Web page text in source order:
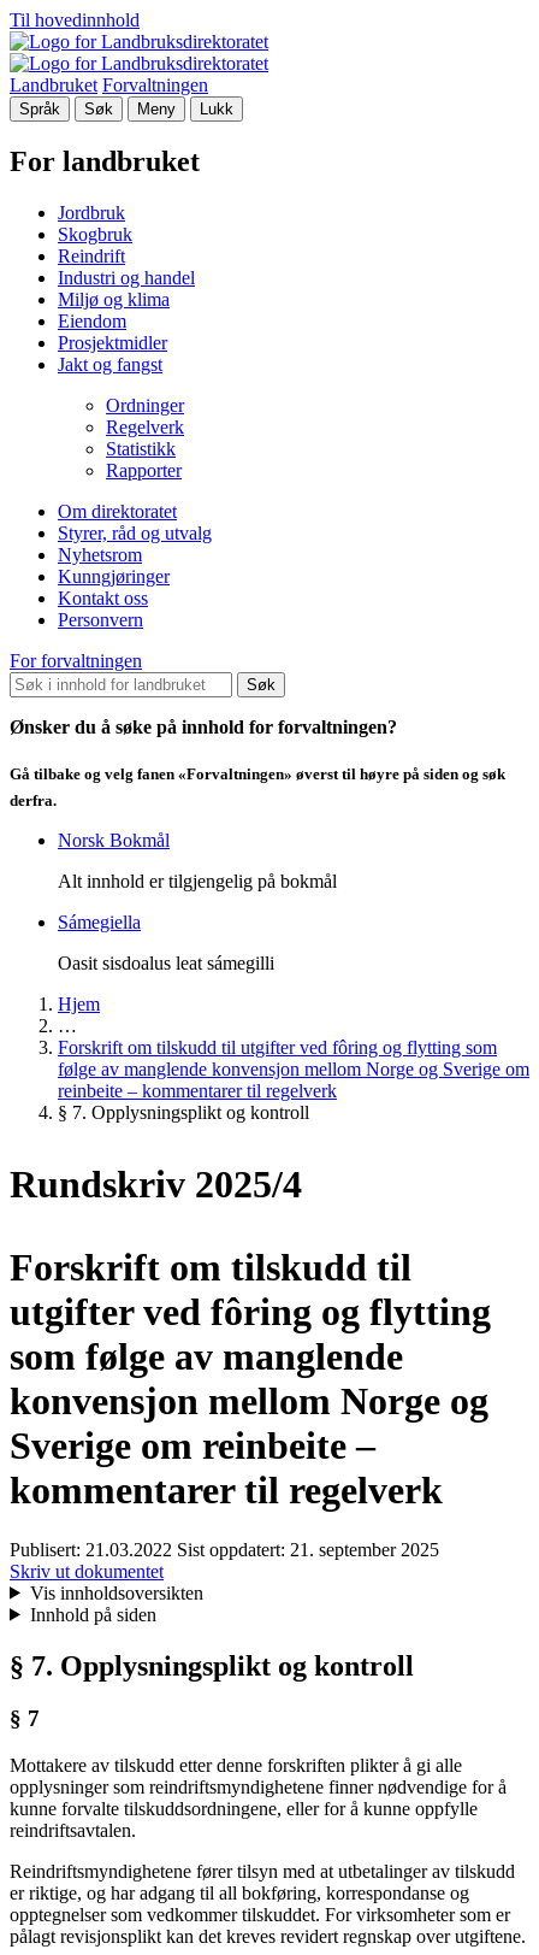
Til hovedinnhold
Landbruket Forvaltningen
Språk Søk Meny Lukk
For landbruket
Jordbruk
Skogbruk
Reindrift
Industri og handel
Miljø og klima
Eiendom
Prosjektmidler
Jakt og fangst
Ordninger
Regelverk
Statistikk
Rapporter
Om direktoratet
Styrer, råd og utvalg
Nyhetsrom
Kunngjøringer
Kontakt oss
Personvern
For forvaltningen
Søk
Ønsker du å søke på innhold for forvaltningen?
Gå tilbake og velg fanen «Forvaltningen» øverst til høyre på siden og søk
derfra.
Norsk Bokmål
Alt innhold er tilgjengelig på bokmål
Sámegiella
Oasit sisdoalus leat sámegilli
Hjem
…
Forskrift om tilskudd til utgifter ved fôring og flytting som
følge av manglende konvensjon mellom Norge og Sverige om
reinbeite – kommentarer til regelverk
§ 7. Opplysningsplikt og kontroll
Rundskriv 2025/4
Forskrift om tilskudd til
utgifter ved fôring og flytting
som følge av manglende
konvensjon mellom Norge og
Sverige om reinbeite –
kommentarer til regelverk
Publisert: 21.03.2022 Sist oppdatert: 21. september 2025
Skriv ut dokumentet
Vis innholdsoversikten
Innhold på siden
§ 7. Opplysningsplikt og kontroll
§ 7
Mottakere av tilskudd etter denne forskriften plikter å gi alle
opplysninger som reindriftsmyndighetene finner nødvendige for å
kunne forvalte tilskuddsordningene, eller for å kunne oppfylle
reindriftsavtalen.
Reindriftsmyndighetene fører tilsyn med at utbetalinger av tilskudd
er riktige, og har adgang til all bokføring, korrespondanse og
opptegnelser som vedkommer tilskuddet. For virksomheter som er
pålagt revisjonsplikt kan det kreves revidert regnskap over utgiftene.